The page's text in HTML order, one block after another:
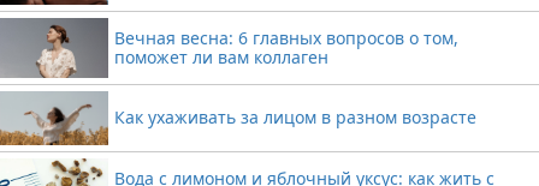
Вечная весна: 6 главных вопросов о том,
поможет ли вам коллаген
Как ухаживать за лицом в разном возрасте
Вода с лимоном и яблочный уксус: как жить с